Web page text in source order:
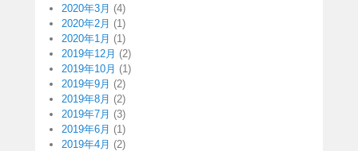
2020年3月 (4)
2020年2月 (1)
2020年1月 (1)
2019年12月 (2)
2019年10月 (1)
2019年9月 (2)
2019年8月 (2)
2019年7月 (3)
2019年6月 (1)
2019年4月 (2)